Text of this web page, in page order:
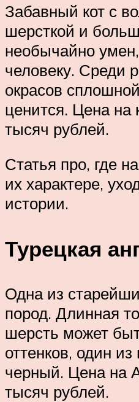
Забавный кот с
шерсткой и
необычайно
человеку. Среди
окрасов
ценится. Цена на
тысяч рублей.
Статья про, где
их характере,
истории.
Турецкая
Одна из
пород. Длинная
шерсть может
оттенков, один
черный. Цена на
тысяч рублей.